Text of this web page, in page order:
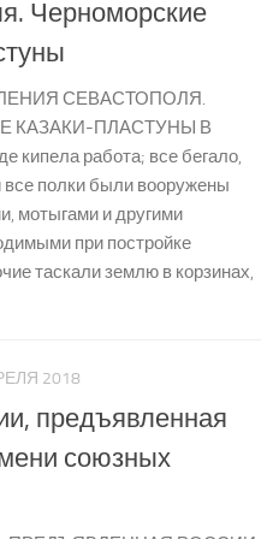
Черноморские
СЕВАСТОПОЛЯ.
КАЗАКИ-ПЛАСТУНЫ В
кипела работа; все бегало,
все полки были вооружены
мотыгами и другими
при постройке
таскали землю в корзинах,
2018
предъявленная
союзных